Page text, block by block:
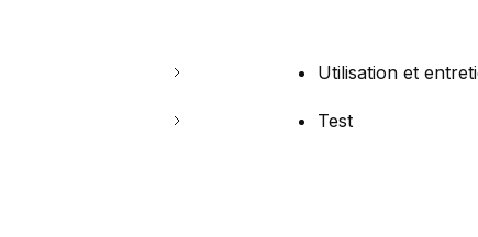
Utilisation et
Test